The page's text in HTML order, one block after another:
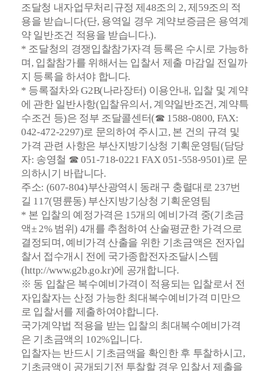
조달청 내자업무처리규정 제48조의 2, 제59조의 적
용을 받습니다(단, 용역일 경우 계약보증금은 용역계
약 일반조건 적용을 받습니다.).
* 조달청의 경쟁입찰참가자격 등록은 수시로 가능하
며, 입찰참가를 위해서는 입찰서 제출 마감일 전일까
지 등록을 하셔야 합니다.
* 등록절차와 G2B(나라장터) 이용안내, 입찰 및 계약
에 관한 일반사항(입찰유의서, 계약일반조건, 계약특
수조건 등)은 정부 조달콜센터(☎ 1588-0800, FAX:
042-472-2297)로 문의하여 주시고, 본 건의 규격 및
가격 관련 사항은 부산지방기상청 기획운영팀(담당
자: 송영철 ☎ 051-718-0221 FAX 051-558-9501)로 문
의하시기 바랍니다.
주소: (607-804)부산광역시 동래구 충렬대로 237번
길 117(명륜동) 부산지방기상청 기획운영팀
* 본 입찰의 예정가격은 15개의 예비가격 중(기초금
액± 2% 범위) 4개를 추첨하여 산술평균한 가격으로
결정되며, 예비가격 산출을 위한 기초금액은 전자입
찰서 접수개시 전에 국가종합전자조달시스템
(http://www.g2b.go.kr)에 공개합니다.
※ 동 입찰은 복수예비가격이 적용되는 입찰로서 전
자입찰자는 산정 가능한 최대복수예비가격 미만으
로 입찰서를 제출하여야합니다.
국가계약법 적용을 받는 입찰의 최대복수예비가격
은 기초금액의 102%입니다.
입찰자는 반드시 기초금액을 확인한 후 투찰하시고,
기초금액이 공개되기전 투찰할 경우 입찰서 제출을